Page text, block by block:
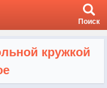
Поиск
кружкой